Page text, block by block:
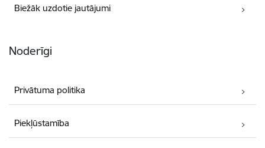
Biežāk uzdotie jautājumi
Noderīgi
Privātuma politika
Piekļūstamība